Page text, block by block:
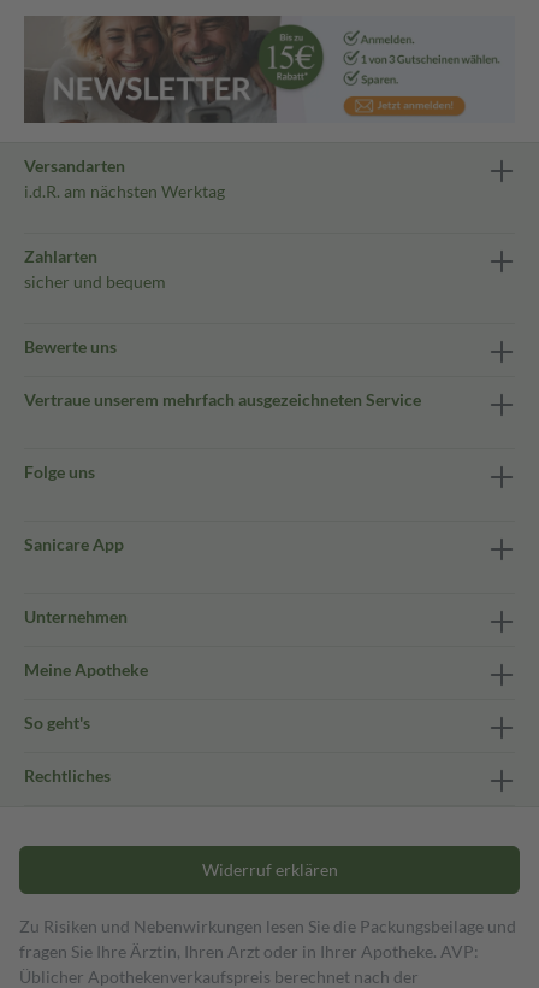
Versandarten
i.d.R. am nächsten Werktag
Zahlarten
sicher und bequem
Bewerte uns
Vertraue unserem mehrfach ausgezeichneten Service
Folge uns
Sanicare App
Unternehmen
Meine Apotheke
So geht's
Rechtliches
Widerruf erklären
Zu Risiken und Nebenwirkungen lesen Sie die Packungsbeilage und
fragen Sie Ihre Ärztin, Ihren Arzt oder in Ihrer Apotheke. AVP:
Üblicher Apothekenverkaufspreis berechnet nach der